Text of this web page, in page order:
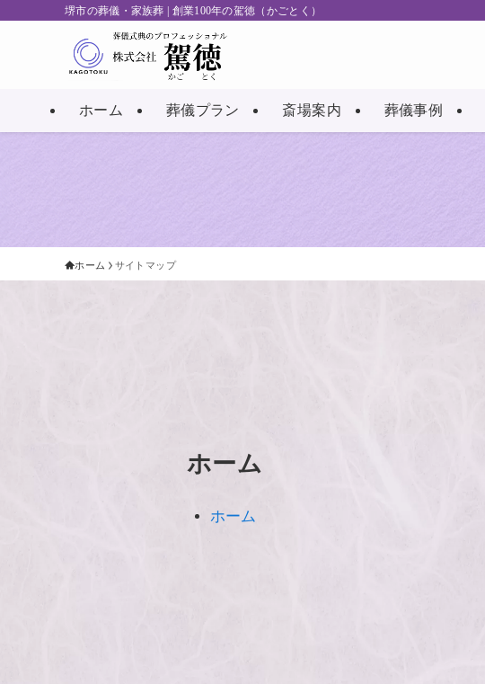
堺市の葬儀・家族葬 | 創業100年の駕徳（かごとく）
ホーム 葬儀プラン 斎場案内 葬儀事例
ホーム サイトマップ
ホーム
ホーム